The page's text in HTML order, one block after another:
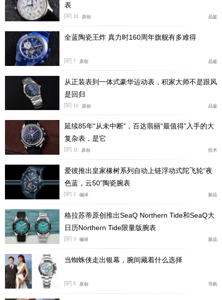
40毫米表径的精钢表壳打造，搭配上经典的950铂金
材质滚花表圈以及矿物蓝色表盘上的格状大麦粒手工玑镂
纹。内部使用PF053自动机芯，装配一体式单按钮导柱轮
计时机制和22K玫瑰金摆陀，能够提供60小时动力储存，
除此之外腕表还具备有100米的防水能力。
江诗丹顿Overseas纵横四海系列超薄自动上链腕表
表
10 原创 品鉴
全蓝陶瓷王炸 真力时160周年旗舰有多难得
7 原创 品鉴
从正装表到一体式豪华运动表，积家大师不是跟风
是回归
10 原创 品鉴
延续85年“从未中断”，百达翡丽“最值得”入手的大
复杂表，是它
11 原创 技术
爱彼推出皇家橡树系列自动上链浮动式陀飞轮“夜
色蓝，云50”陶瓷腕表
2 编译 新品
格拉苏蒂原创推出SeaQ Northern Tide和SeaQ大
日历Northern Tide限量版腕表
3 编译 新品
当蜘蛛侠走出银幕，腕间藏着什么选择
5 原创 导购